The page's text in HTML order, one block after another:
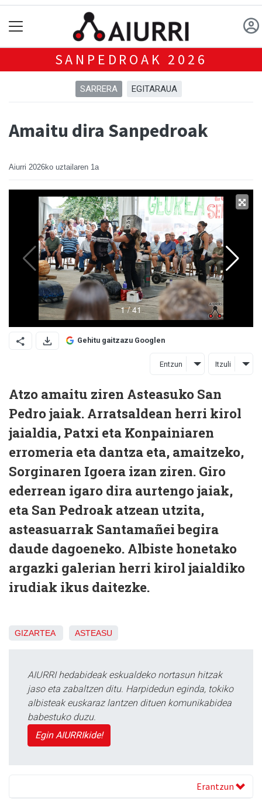
SANPEDROAK 2026
SARRERA EGITARAUA
Amaitu dira Sanpedroak
Aiurri 2026ko uztailaren 1a
Gehitu gaitzazu Googlen
Entzun Itzuli
Atzo amaitu ziren Asteasuko San
Pedro jaiak. Arratsaldean herri kirol
jaialdia, Patxi eta Konpainiaren
erromeria eta dantza eta, amaitzeko,
Sorginaren Igoera izan ziren. Giro
ederrean igaro dira aurtengo jaiak,
eta San Pedroak atzean utzita,
asteasuarrak Santamañei begira
daude dagoeneko. Albiste honetako
argazki galerian herri kirol jaialdiko
irudiak ikus daitezke.
GIZARTEA ASTEASU
AIURRI hedabideak eskualdeko nortasun hitzak
jaso eta zabaltzen ditu. Harpidedun eginda, tokiko
albisteak euskaraz lantzen dituen komunikabidea
babestuko duzu.
Egin AIURRIkide!
Erantzun